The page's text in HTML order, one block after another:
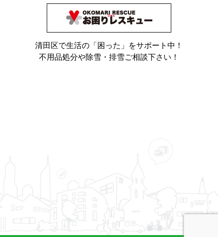
清田区で生活の「困った」をサポート中！
不用品処分や除雪・排雪ご相談下さい！